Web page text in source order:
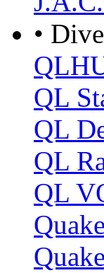
•
QL
QL
QL
QL